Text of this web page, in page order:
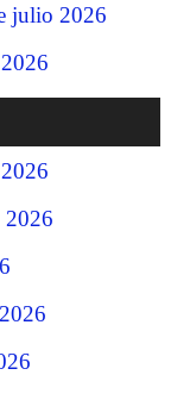
julio 2026
2026